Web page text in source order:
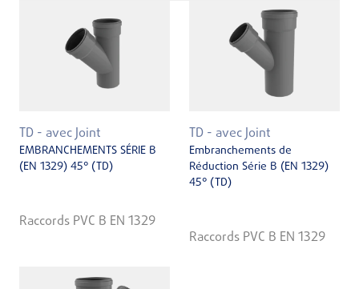
TD - avec Joint
EMBRANCHEMENTS SÉRIE B
(EN 1329) 45° (TD)
Raccords PVC B EN 1329
TD - avec Joint
Embranchements de
Réduction Série B (EN 1329)
45° (TD)
Raccords PVC B EN 1329